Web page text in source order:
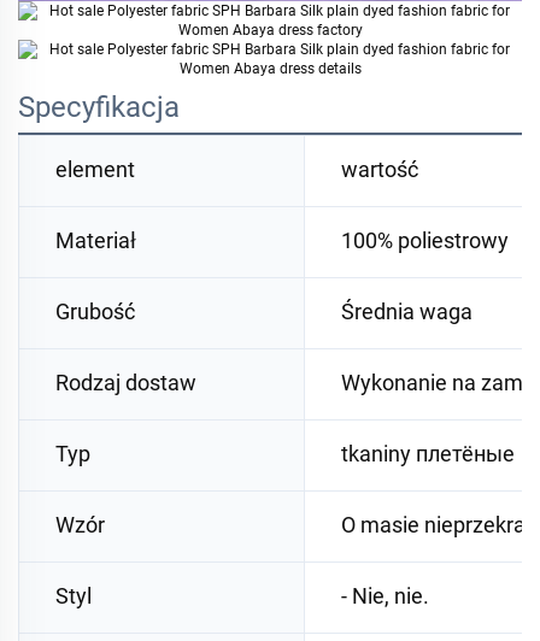
Specyfikacja
element wartość
Materiał 100% poliestrowy
Grubość Średnia waga
Rodzaj dostaw Wykonanie na
Typ tkaniny плетёные
Wzór O masie
Styl - Nie, nie.